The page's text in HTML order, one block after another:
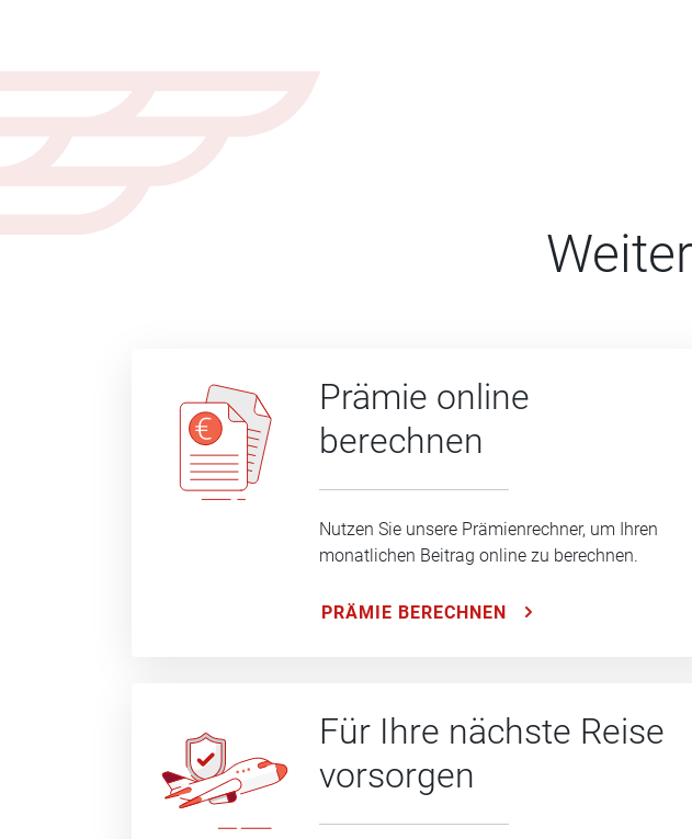
Prämie online
berechnen
Nutzen Sie unsere Prämienrechner, um Ihren
monatlichen Beitrag online zu berechnen.
PRÄMIE BERECHNEN
Für Ihre nächste Reise
vorsorgen